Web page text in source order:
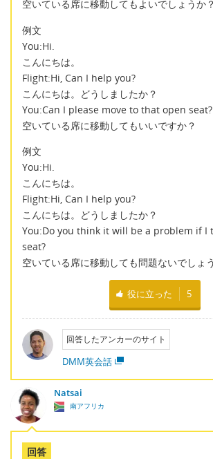
空いている席に移動してもよいでしょうか？
例文
You:Hi.
こんにちは。
Flight:Hi, Can I help you?
こんにちは。どうしましたか？
You:Can I please move to that open seat?
空いている席に移動してもいいですか？
例文
You:Hi.
こんにちは。
Flight:Hi, Can I help you?
こんにちは。どうしましたか？
You:Do you think it will be a problem if I
seat?
空いている席に移動しても問題ないでしょ
役に立った 5
回答したアンカーのサイト
DMM英会話
Natsai
南アフリカ
回答